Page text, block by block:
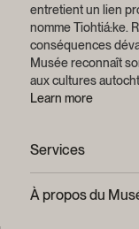
entretient un lien
nomme Tiohtiá:ke.
conséquences
Musée reconnaît
aux cultures
Learn more
Services
Salle de presse
À propos du